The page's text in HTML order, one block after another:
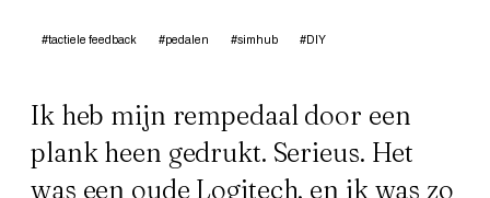
#tactiele feedback #pedalen #simhub #DIY
Ik heb mijn rempedaal door een
plank heen gedrukt. Serieus. Het
was een oude Logitech, en ik was zo